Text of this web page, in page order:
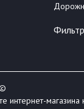
интернет-магазина